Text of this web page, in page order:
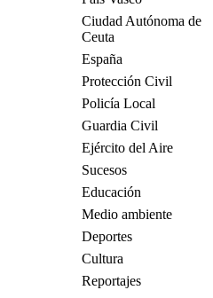
Ciudad Autónoma de
Ceuta
España
Protección Civil
Policía Local
Guardia Civil
Ejército del Aire
Sucesos
Educación
Medio ambiente
Deportes
Cultura
Reportajes